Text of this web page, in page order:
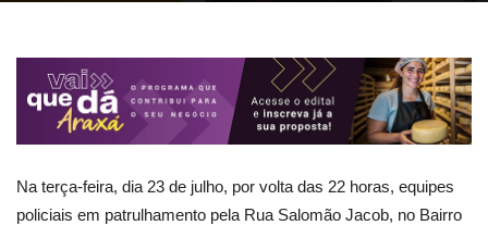
Na terça-feira, dia 23 de julho, por volta das 22 horas, equipes
policiais em patrulhamento pela Rua Salomão Jacob, no Bairro